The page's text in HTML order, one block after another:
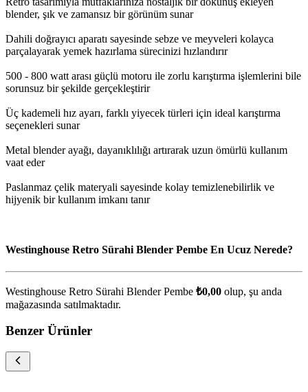
blender, şık ve zamansız bir görünüm sunar
Dahili doğrayıcı aparatı sayesinde sebze ve meyveleri kolayca
parçalayarak yemek hazırlama sürecinizi hızlandırır
500 - 800 watt arası güçlü motoru ile zorlu karıştırma işlemlerini bile
sorunsuz bir şekilde gerçekleştirir
Üç kademeli hız ayarı, farklı yiyecek türleri için ideal karıştırma
seçenekleri sunar
Metal blender ayağı, dayanıklılığı artırarak uzun ömürlü kullanım
vaat eder
Paslanmaz çelik materyali sayesinde kolay temizlenebilirlik ve
hijyenik bir kullanım imkanı tanır
Westinghouse Retro Sürahi Blender Pembe En Ucuz Nerede?
Westinghouse Retro Sürahi Blender Pembe ₺0,00 olup, şu anda
mağazasında satılmaktadır.
Benzer Ürünler